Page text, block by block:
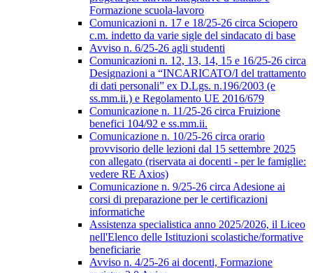
Formazione scuola-lavoro
Comunicazioni n. 17 e 18/25-26 circa Sciopero
c.m. indetto da varie sigle del sindacato di base
Avviso n. 6/25-26 agli studenti
Comunicazioni n. 12, 13, 14, 15 e 16/25-26 circa
Designazioni a “INCARICATO/I del trattamento
di dati personali” ex D.Lgs. n.196/2003 (e
ss.mm.ii.) e Regolamento UE 2016/679
Comunicazione n. 11/25-26 circa Fruizione
benefici 104/92 e ss.mm.ii.
Comunicazione n. 10/25-26 circa orario
provvisorio delle lezioni dal 15 settembre 2025
con allegato (riservata ai docenti - per le famiglie:
vedere RE Axios)
Comunicazione n. 9/25-26 circa Adesione ai
corsi di preparazione per le certificazioni
informatiche
Assistenza specialistica anno 2025/2026, il Liceo
nell'Elenco delle Istituzioni scolastiche/formative
beneficiarie
Avviso n. 4/25-26 ai docenti, Formazione